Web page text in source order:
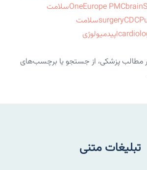
OneEurope PMCbrain
سلامت
surgeryCDC
سلامت
اپیدمیولوژی
مطالب پزشکی، از جستجو یا برچسب‌های
تبلیغات متنی